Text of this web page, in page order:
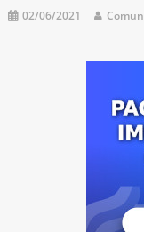
02/06/2021